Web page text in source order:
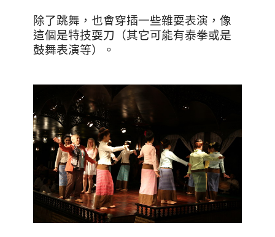
除了跳舞，也會穿插一些雜耍表演，像
這個是特技耍刀（其它可能有泰拳或是
鼓舞表演等）。